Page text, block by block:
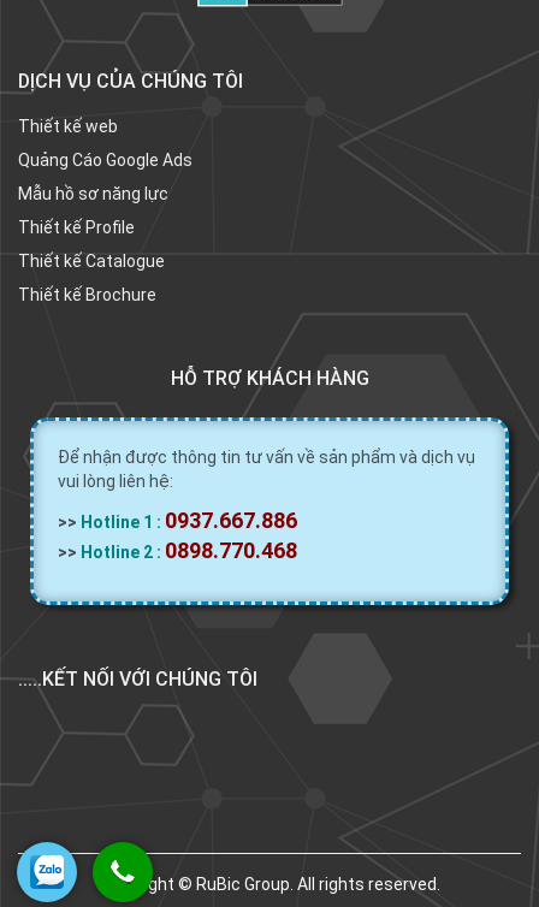
DỊCH VỤ CỦA CHÚNG TÔI
Thiết kế web
Quảng Cáo Google Ads
Mẫu hồ sơ năng lực
Thiết kế Profile
Thiết kế Catalogue
Thiết kế Brochure
HỖ TRỢ KHÁCH HÀNG
Để nhận được thông tin tư vấn về sản phẩm và dịch vụ
vui lòng liên hệ:
>> Hotline 1 : 0937.667.886
>> Hotline 2 : 0898.770.468
.....KẾT NỐI VỚI CHÚNG TÔI
Copyright © RuBic Group. All rights reserved.